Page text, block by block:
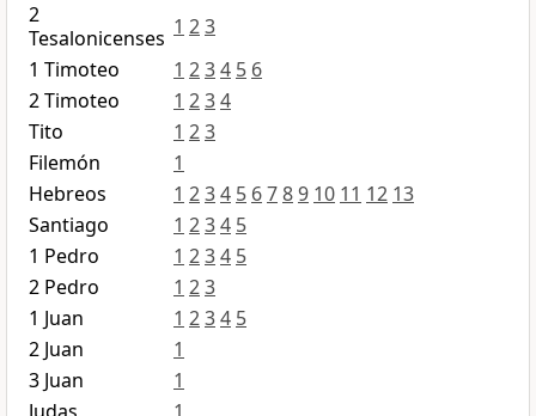
2
Tesalonicenses 1 23
1 Timoteo
1 234 5 6
2 Timoteo
1 234
Tito
1 23
Filemón
1
Hebreos
1 234 5 6789 10 11 12 13
Santiago
1 234 5
1 Pedro
1 234 5
2 Pedro
1 23
1 Juan
1 234 5
2 Juan
1
3 Juan
1